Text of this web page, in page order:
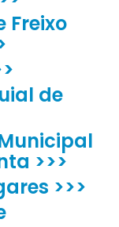
Freixo
de
>>>
>>>